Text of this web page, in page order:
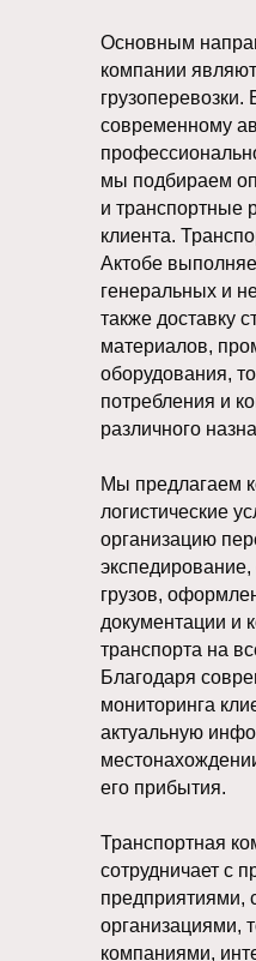
Основным
компании
грузоперевозки.
современному
мы подбираем
и транспортные
клиента.
Актобе
генеральных и
также доставку
материалов,
оборудования,
потребления и
различного
Мы предлагаем
логистические
организацию
грузов,
документации и
транспорта на
Благодаря
мониторинга
актуальную
его прибытия.
Транспортная
сотрудничает с
предприятиями,
организациями,
компаниями,